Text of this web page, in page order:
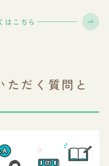
はこちら
ただく質問と